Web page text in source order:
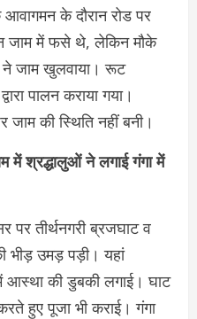
के दौरान रोड पर
जाम में फसे थे, लेकिन मौके
जाम खुलवाया। रूट
पालन कराया गया।
की स्थिति नहीं बनी।
में श्रद्धालुओं ने लगाई गंगा में
पर तीर्थनगरी ब्रजघाट व
भीड़ उमड़ पड़ी। यहां
आस्था की डुबकी लगाई। घाट
हुए पूजा भी कराई। गंगा